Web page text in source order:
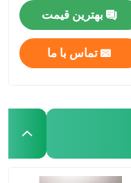
بهترین قیمت
تماس با ما